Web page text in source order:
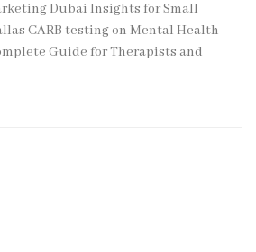
Dubai Insights for Small
CARB testingon Mental Health
Guide for Therapists and